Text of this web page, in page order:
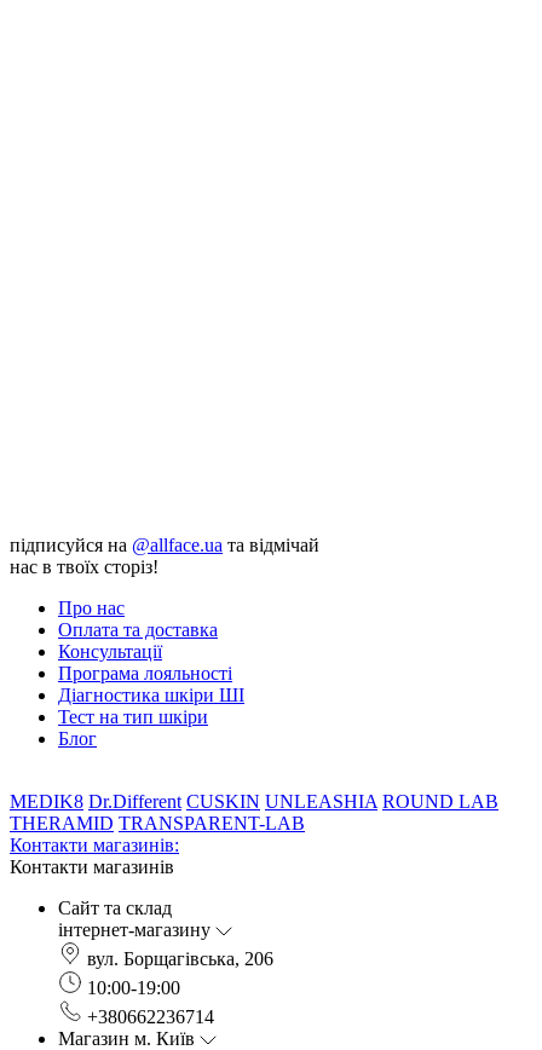
підписуйся на @allface.ua та відмічай
нас в твоїх сторіз!
Про нас
Оплата та доставка
Консультації
Програма лояльності
Діагностика шкіри ШІ
Тест на тип шкіри
Блог
MEDIK8 Dr.Different CUSKIN UNLEASHIA ROUND LAB
THERAMID TRANSPARENT-LAB
Контакти магазинів:
Контакти магазинів
Сайт та склад
інтернет-магазину
вул. Борщагівська, 206
10:00-19:00
+380662236714
Магазин м. Київ